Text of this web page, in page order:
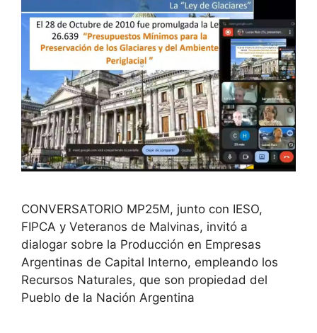
CONVERSATORIO MP25M, junto con IESO,
FIPCA y Veteranos de Malvinas, invitó a
dialogar sobre la Producción en Empresas
Argentinas de Capital Interno, empleando los
Recursos Naturales, que son propiedad del
Pueblo de la Nación Argentina